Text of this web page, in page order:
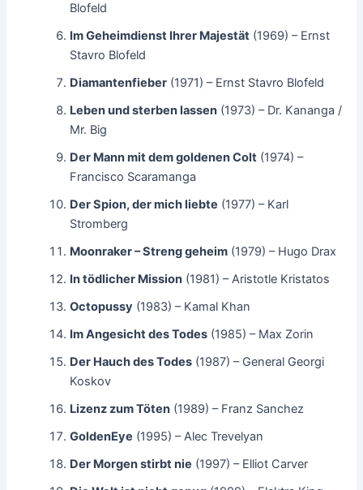
Blofeld
Im Geheimdienst Ihrer Majestät (1969) – Ernst
Stavro Blofeld
Diamantenfieber (1971) – Ernst Stavro Blofeld
Leben und sterben lassen (1973) – Dr. Kananga /
Mr. Big
Der Mann mit dem goldenen Colt (1974) –
Francisco Scaramanga
Der Spion, der mich liebte (1977) – Karl
Stromberg
Moonraker – Streng geheim (1979) – Hugo Drax
In tödlicher Mission (1981) – Aristotle Kristatos
Octopussy (1983) – Kamal Khan
Im Angesicht des Todes (1985) – Max Zorin
Der Hauch des Todes (1987) – General Georgi
Koskov
Lizenz zum Töten (1989) – Franz Sanchez
GoldenEye (1995) – Alec Trevelyan
Der Morgen stirbt nie (1997) – Elliot Carver